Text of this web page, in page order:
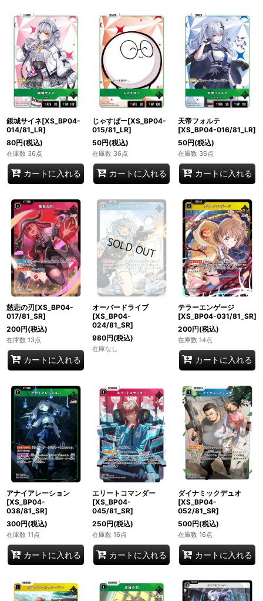
銀城サイネ[XS_BP04-
014/81_LR]
80円(税込)
在庫数 36点
カートに入れる
じゃすぱー[XS_BP04-
015/81_LR]
50円(税込)
在庫数 36点
カートに入れる
天帝フォルテ
[XS_BP04-016/81_LR]
50円(税込)
在庫数 36点
カートに入れる
慈悲の刃[XS_BP04-
017/81_SR]
200円(税込)
在庫数 13点
カートに入れる
オーバードライブ
[XS_BP04-
024/81_SR]
980円(税込)
在庫なし
テラーエンゲージ
[XS_BP04-031/81_SR]
200円(税込)
在庫数 14点
カートに入れる
アナイアレーション
[XS_BP04-
038/81_SR]
300円(税込)
在庫数 11点
カートに入れる
エリートコマンダー
[XS_BP04-
045/81_SR]
250円(税込)
在庫数 16点
カートに入れる
ダイナミックデュオ
[XS_BP04-
052/81_SR]
500円(税込)
在庫数 16点
カートに入れる